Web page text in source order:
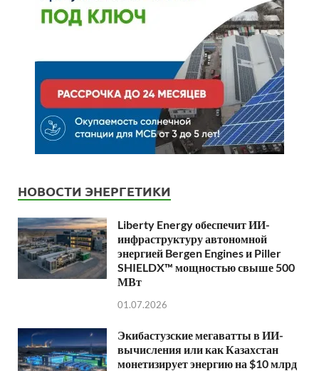
НОВОСТИ ЭНЕРГЕТИКИ
Liberty Energy обеспечит ИИ-
инфраструктуру автономной
энергией Bergen Engines и Piller
SHIELDX™ мощностью свыше 500
МВт
01.07.2026
Экибастузские мегаватты в ИИ-
вычисления или как Казахстан
монетизирует энергию на $10 млрд